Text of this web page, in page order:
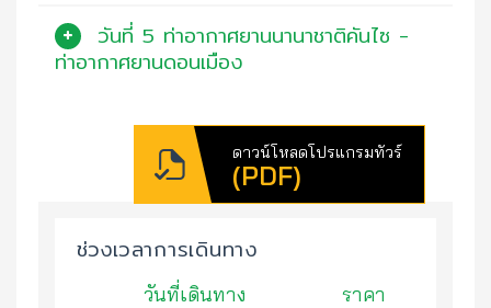
วันที่ 5 ท่าอากาศยานนานาชาติคันไซ -
ท่าอากาศยานดอนเมือง
ดาวน์โหลดโปรแกรมทัวร์
(PDF)
ช่วงเวลาการเดินทาง
วันที่เดินทาง ราคา